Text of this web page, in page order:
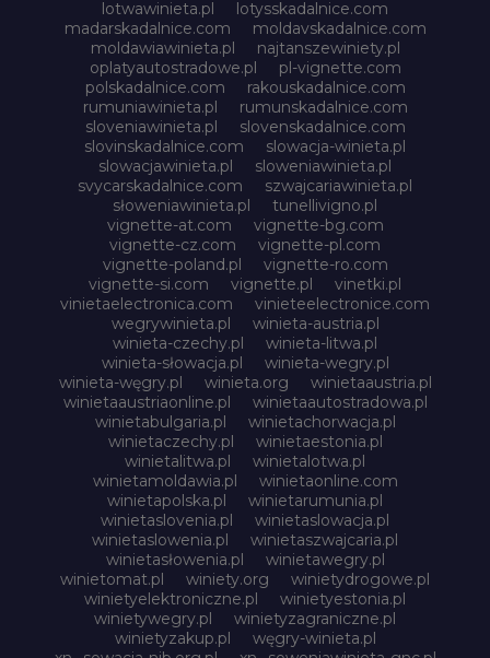
lotwawinieta.pl
lotysskadalnice.com
madarskadalnice.com
moldavskadalnice.com
moldawiawinieta.pl
najtanszewiniety.pl
oplatyautostradowe.pl
pl-vignette.com
polskadalnice.com
rakouskadalnice.com
rumuniawinieta.pl
rumunskadalnice.com
sloveniawinieta.pl
slovenskadalnice.com
slovinskadalnice.com
slowacja-winieta.pl
slowacjawinieta.pl
sloweniawinieta.pl
svycarskadalnice.com
szwajcariawinieta.pl
słoweniawinieta.pl
tunellivigno.pl
vignette-at.com
vignette-bg.com
vignette-cz.com
vignette-pl.com
vignette-poland.pl
vignette-ro.com
vignette-si.com
vignette.pl
vinetki.pl
vinietaelectronica.com
vinieteelectronice.com
wegrywinieta.pl
winieta-austria.pl
winieta-czechy.pl
winieta-litwa.pl
winieta-słowacja.pl
winieta-wegry.pl
winieta-węgry.pl
winieta.org
winietaaustria.pl
winietaaustriaonline.pl
winietaautostradowa.pl
winietabulgaria.pl
winietachorwacja.pl
winietaczechy.pl
winietaestonia.pl
winietalitwa.pl
winietalotwa.pl
winietamoldawia.pl
winietaonline.com
winietapolska.pl
winietarumunia.pl
winietaslovenia.pl
winietaslowacja.pl
winietaslowenia.pl
winietaszwajcaria.pl
winietasłowenia.pl
winietawegry.pl
winietomat.pl
winiety.org
winietydrogowe.pl
winietyelektroniczne.pl
winietyestonia.pl
winietywegry.pl
winietyzagraniczne.pl
winietyzakup.pl
węgry-winieta.pl